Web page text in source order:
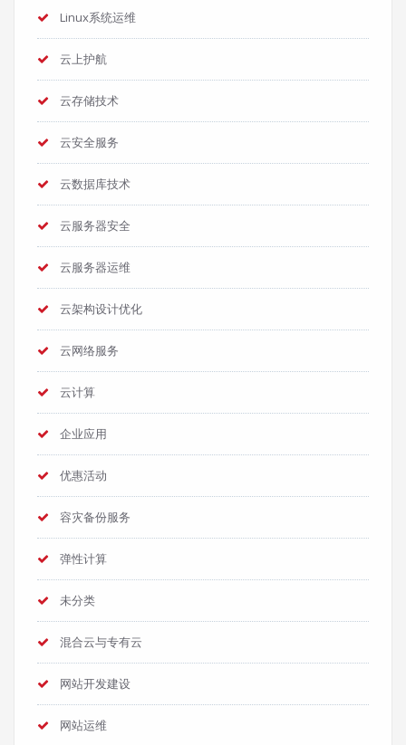
Linux系统运维
云上护航
云存储技术
云安全服务
云数据库技术
云服务器安全
云服务器运维
云架构设计优化
云网络服务
云计算
企业应用
优惠活动
容灾备份服务
弹性计算
未分类
混合云与专有云
网站开发建设
网站运维